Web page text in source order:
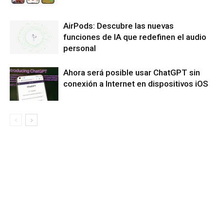
AirPods: Descubre las nuevas
funciones de IA que redefinen el audio
personal
Ahora será posible usar ChatGPT sin
conexión a Internet en dispositivos iOS